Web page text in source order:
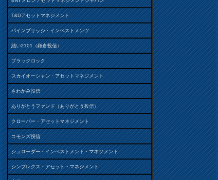
T&Dアセットマネジメント
パインブリッジ・インベストメンツ
結い2101（鎌倉投信）
ブラックロック
スカイオーシャン・アセットマネジメント
さわかみ投信
ありがとうファンド（ありがとう投信）
クローバー・アセットマネジメント
コモンズ投信
シュローダー・インベストメント・マネジメント
シンプレクス・アセット・マネジメント